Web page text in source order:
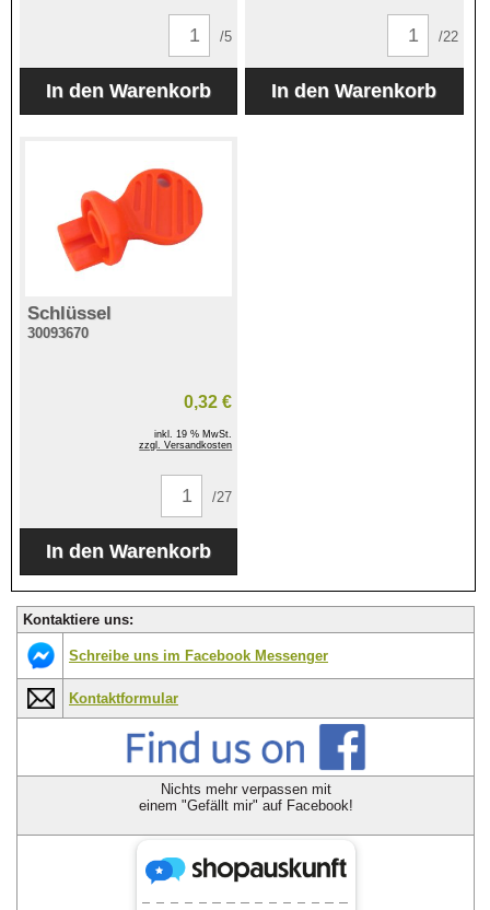
/5 /22
Schlüssel
30093670
0,32 €
inkl. 19 % MwSt.
zzgl. Versandkosten
/27
Kontaktiere uns:
Schreibe uns im Facebook Messenger
Kontaktformular
Nichts mehr verpassen mit
einem "Gefällt mir" auf Facebook!